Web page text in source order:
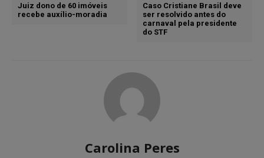
Juiz dono de 60 imóveis
recebe auxílio-moradia
Caso Cristiane Brasil deve
ser resolvido antes do
carnaval pela presidente
do STF
Carolina Peres